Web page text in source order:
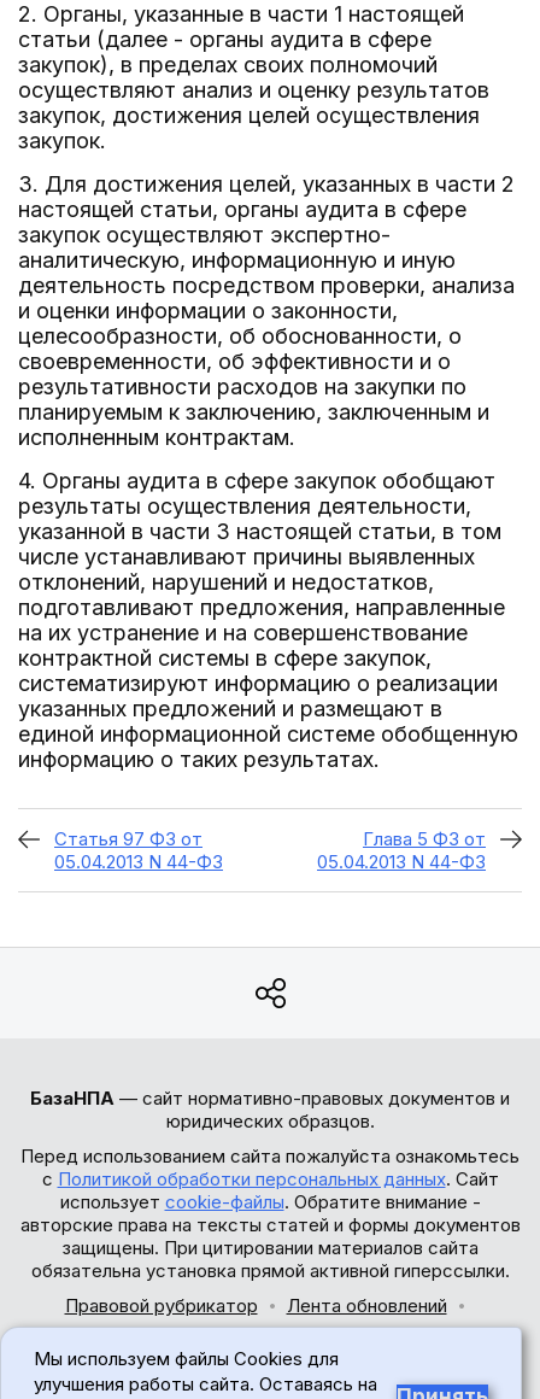
2. Органы, указанные в части 1 настоящей
статьи (далее - органы аудита в сфере
закупок), в пределах своих полномочий
осуществляют анализ и оценку результатов
закупок, достижения целей осуществления
закупок.
3. Для достижения целей, указанных в части 2
настоящей статьи, органы аудита в сфере
закупок осуществляют экспертно-
аналитическую, информационную и иную
деятельность посредством проверки, анализа
и оценки информации о законности,
целесообразности, об обоснованности, о
своевременности, об эффективности и о
результативности расходов на закупки по
планируемым к заключению, заключенным и
исполненным контрактам.
4. Органы аудита в сфере закупок обобщают
результаты осуществления деятельности,
указанной в части 3 настоящей статьи, в том
числе устанавливают причины выявленных
отклонений, нарушений и недостатков,
подготавливают предложения, направленные
на их устранение и на совершенствование
контрактной системы в сфере закупок,
систематизируют информацию о реализации
указанных предложений и размещают в
единой информационной системе обобщенную
информацию о таких результатах.
Статья 97 ФЗ от
05.04.2013 N 44-ФЗ
Глава 5 ФЗ от
05.04.2013 N 44-ФЗ
БазаНПА — сайт нормативно-правовых документов и
юридических образцов.
Перед использованием сайта пожалуйста ознакомьтесь
с Политикой обработки персональных данных. Сайт
использует cookie-файлы. Обратите внимание -
авторские права на тексты статей и формы документов
защищены. При цитировании материалов сайта
обязательна установка прямой активной гиперссылки.
Правовой рубрикатор
Лента обновлений
© 2017-2026
Мы используем файлы Cookies для
улучшения работы сайта. Оставаясь на